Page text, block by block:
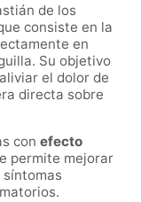
de los
consiste en la
en
Su objetivo
el dolor de
directa sobre
con efecto
permite mejorar